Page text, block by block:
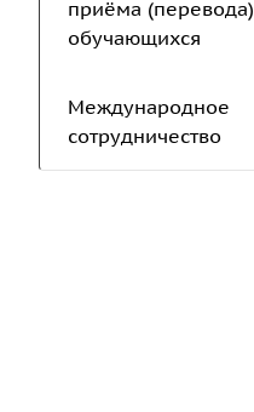
приёма (перевода)
обучающихся
Международное
сотрудничество